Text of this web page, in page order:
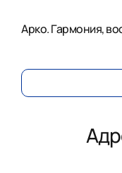
Арко. Гармония,